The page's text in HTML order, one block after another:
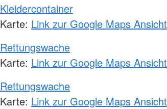
Kleidercontainer
Karte: Link zur Google Maps Ansicht
Rettungswache
Karte: Link zur Google Maps Ansicht
Rettungswache
Karte: Link zur Google Maps Ansicht